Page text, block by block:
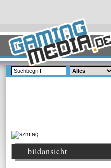
bildansicht